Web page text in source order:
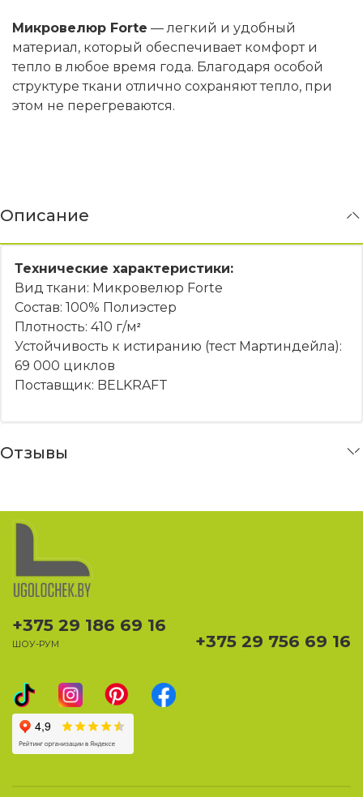
Микровелюр Forte — легкий и удобный
материал, который обеспечивает комфорт и
тепло в любое время года. Благодаря особой
структуре ткани отлично сохраняют тепло, при
этом не перегреваются.
Описание
Технические характеристики:
Вид ткани: Микровелюр Forte
Состав: 100% Полиэстер
Плотность: 410 г/м²
Устойчивость к истиранию (тест Мартиндейла):
69 000 циклов
Поставщик: BELKRAFT
Отзывы
+375 29 186 69 16
ШОУ-РУМ +375 29 756 69 16